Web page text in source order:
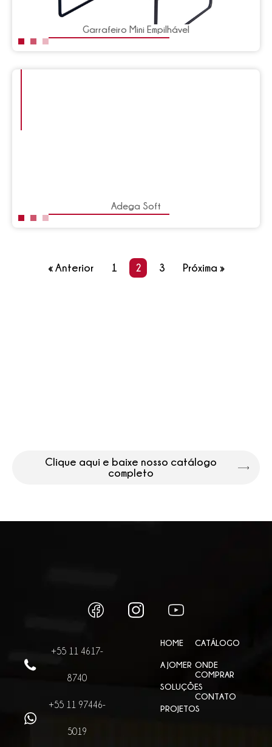
Garrafeiro Mini Empilhável
Adega Soft
« Anterior 1 2 3 Próxima »
Clique aqui e baixe nosso catálogo
completo
+55 11 4617-
8740
+55 11 97446-
5019
HOME
A JOMER
SOLUÇÕES
PROJETOS
CATÁLOGO
ONDE
COMPRAR
CONTATO